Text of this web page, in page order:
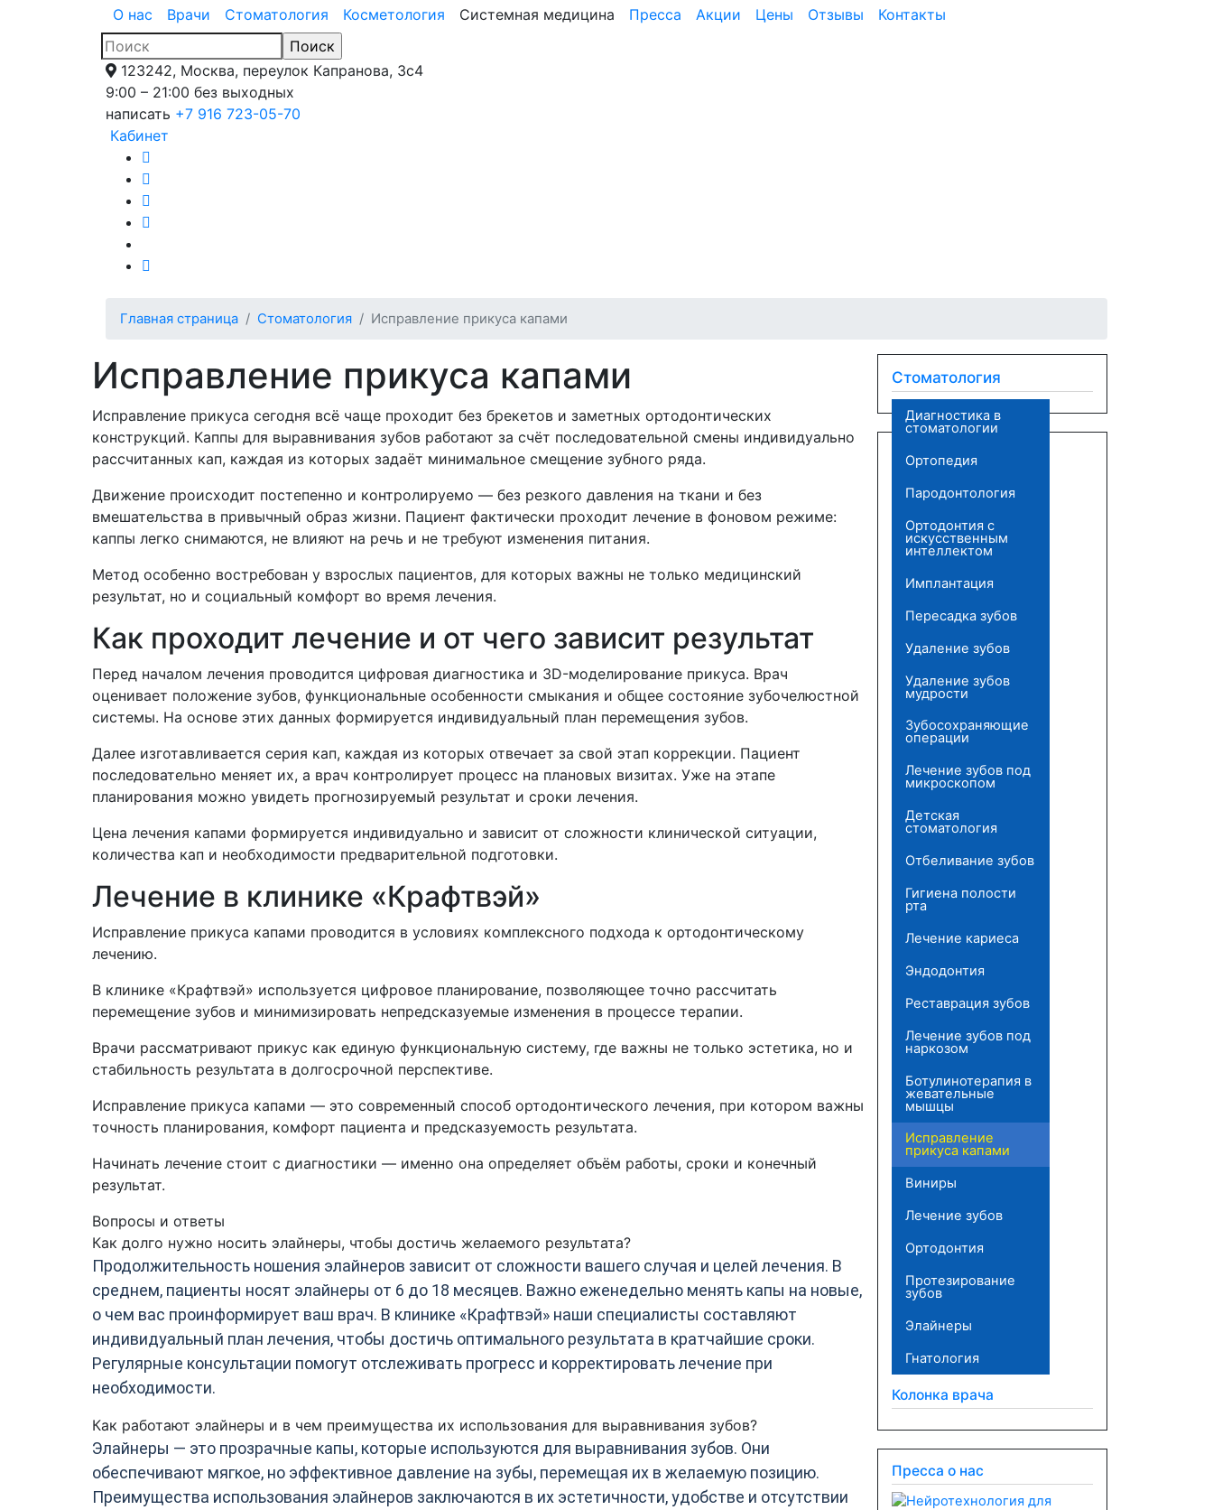
О нас
Врачи Стоматология Косметология Системная медицина Пресса Акции Цены Отзывы Контакты
123242, Москва, переулок Капранова, 3с4
9:00 – 21:00 без выходных
написать +7 916 723-05-70
Кабинет
Главная страница Стоматология Исправление прикуса капами
Исправление прикуса капами
Исправление прикуса сегодня всё чаще проходит без брекетов и заметных ортодонтических
конструкций. Каппы для выравнивания зубов работают за счёт последовательной смены индивидуально
рассчитанных кап, каждая из которых задаёт минимальное смещение зубного ряда.
Движение происходит постепенно и контролируемо — без резкого давления на ткани и без
вмешательства в привычный образ жизни. Пациент фактически проходит лечение в фоновом режиме:
каппы легко снимаются, не влияют на речь и не требуют изменения питания.
Метод особенно востребован у взрослых пациентов, для которых важны не только медицинский
результат, но и социальный комфорт во время лечения.
Как проходит лечение и от чего зависит результат
Перед началом лечения проводится цифровая диагностика и 3D-моделирование прикуса. Врач
оценивает положение зубов, функциональные особенности смыкания и общее состояние зубочелюстной
системы. На основе этих данных формируется индивидуальный план перемещения зубов.
Далее изготавливается серия кап, каждая из которых отвечает за свой этап коррекции. Пациент
последовательно меняет их, а врач контролирует процесс на плановых визитах. Уже на этапе
планирования можно увидеть прогнозируемый результат и сроки лечения.
Цена лечения капами формируется индивидуально и зависит от сложности клинической ситуации,
количества кап и необходимости предварительной подготовки.
Лечение в клинике «Крафтвэй»
Исправление прикуса капами проводится в условиях комплексного подхода к ортодонтическому
лечению.
В клинике «Крафтвэй» используется цифровое планирование, позволяющее точно рассчитать
перемещение зубов и минимизировать непредсказуемые изменения в процессе терапии.
Врачи рассматривают прикус как единую функциональную систему, где важны не только эстетика, но и
стабильность результата в долгосрочной перспективе.
Исправление прикуса капами — это современный способ ортодонтического лечения, при котором важны
точность планирования, комфорт пациента и предсказуемость результата.
Начинать лечение стоит с диагностики — именно она определяет объём работы, сроки и конечный
результат.
Вопросы и ответы
Как долго нужно носить элайнеры, чтобы достичь желаемого результата?
Продолжительность ношения элайнеров зависит от сложности вашего случая и целей лечения. В
среднем, пациенты носят элайнеры от 6 до 18 месяцев. Важно еженедельно менять капы на новые,
о чем вас проинформирует ваш врач. В клинике «Крафтвэй» наши специалисты составляют
индивидуальный план лечения, чтобы достичь оптимального результата в кратчайшие сроки.
Регулярные консультации помогут отслеживать прогресс и корректировать лечение при
необходимости.
Как работают элайнеры и в чем преимущества их использования для выравнивания зубов?
Элайнеры — это прозрачные капы, которые используются для выравнивания зубов. Они
обеспечивают мягкое, но эффективное давление на зубы, перемещая их в желаемую позицию.
Преимущества использования элайнеров заключаются в их эстетичности, удобстве и отсутствии
Стоматология
Диагностика в
стоматологии
Ортопедия
Пародонтология
Ортодонтия с
искусственным
интеллектом
Имплантация
Пересадка зубов
Удаление зубов
Удаление зубов
мудрости
Зубосохраняющие
операции
Лечение зубов под
микроскопом
Детская
стоматология
Отбеливание зубов
Гигиена полости
рта
Лечение кариеса
Эндодонтия
Реставрация зубов
Лечение зубов под
наркозом
Ботулинотерапия в
жевательные
мышцы
Исправление
прикуса капами
Виниры
Лечение зубов
Ортодонтия
Протезирование
зубов
Элайнеры
Гнатология
Колонка врача
Пресса о нас